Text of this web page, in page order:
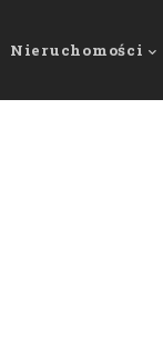
Nieruchomości